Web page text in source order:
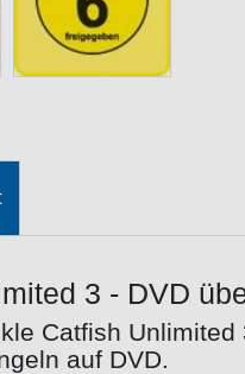
3 - DVD
Catfish
auf DVD.